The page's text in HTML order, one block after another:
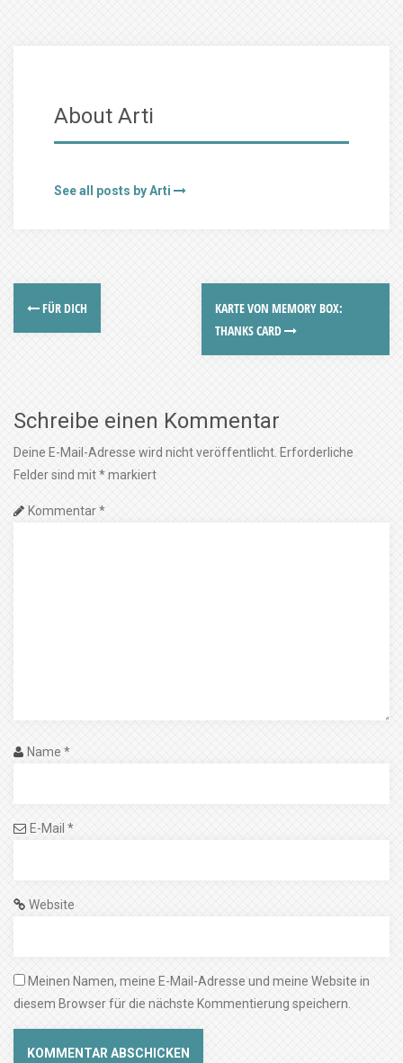
About Arti
See all posts by Arti
FÜR DICH
KARTE VON MEMORY BOX:
THANKS CARD
Schreibe einen Kommentar
Deine E-Mail-Adresse wird nicht veröffentlicht. Erforderliche
Felder sind mit*markiert
Kommentar*
Name *
E-Mail *
Website
Meinen Namen, meine E-Mail-Adresse und meine Website in
diesem Browser für die nächste Kommentierung speichern.